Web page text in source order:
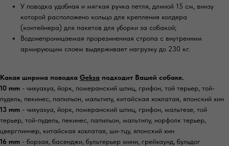
У поводка удобная и мягкая ручка петля, длиной 15 см, внизу
которой расположено кольцо для крепления холдера
(контейнера) для пакетов для уборки за собакой;
Водонепроницаемая прорезиненная стропа с внутренним
армирующим слоем выдерживает нагрузку до 230 кг.
Какая ширина поводка Geksa подходит Вашей собаке.
10 mm - чихуахуа, йорк, померанский шпиц, грифон, той терьер, той-
пудель, пекинес, папильон, мальтипу, китайская хохлатая, японский хин
13 mm - чихуахуа, йорк, померанский шпиц, грифон, мальтезе, той
терьер, той-пудель, пекинес, папильон, мальтипу, норфолк терьер,
цвергпинчер, китайская хохлатая, ши-тцу, японский хин
16 mm - борзая, басенджи, бультерьер мини, грейхаунд, бульдог